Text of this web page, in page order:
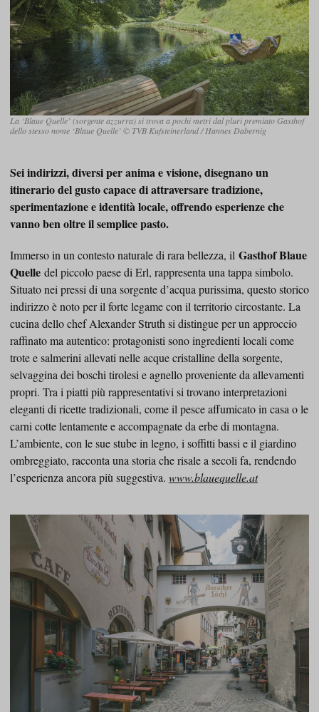
La ‘Blaue Quelle’ (sorgente azzurra) si trova a pochi metri dal pluri premiato Gasthof
dello stesso nome ‘Blaue Quelle’ © TVB Kufsteinerland / Hannes Dabernig
Sei indirizzi, diversi per anima e visione, disegnano un
itinerario del gusto capace di attraversare tradizione,
sperimentazione e identità locale, offrendo esperienze che
vanno ben oltre il semplice pasto.
Immerso in un contesto naturale di rara bellezza, il Gasthof Blaue
Quelle del piccolo paese di Erl, rappresenta una tappa simbolo.
Situato nei pressi di una sorgente d’acqua purissima, questo storico
indirizzo è noto per il forte legame con il territorio circostante. La
cucina dello chef Alexander Struth si distingue per un approccio
raffinato ma autentico: protagonisti sono ingredienti locali come
trote e salmerini allevati nelle acque cristalline della sorgente,
selvaggina dei boschi tirolesi e agnello proveniente da allevamenti
propri. Tra i piatti più rappresentativi si trovano interpretazioni
eleganti di ricette tradizionali, come il pesce affumicato in casa o le
carni cotte lentamente e accompagnate da erbe di montagna.
L’ambiente, con le sue stube in legno, i soffitti bassi e il giardino
ombreggiato, racconta una storia che risale a secoli fa, rendendo
l’esperienza ancora più suggestiva. www.blauequelle.at